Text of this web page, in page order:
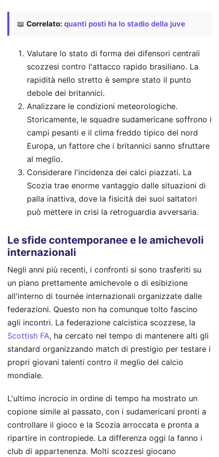
📖 Correlato: quanti posti ha lo stadio della juve
Valutare lo stato di forma dei difensori centrali
scozzesi contro l'attacco rapido brasiliano. La
rapidità nello stretto è sempre stato il punto
debole dei britannici.
Analizzare le condizioni meteorologiche.
Storicamente, le squadre sudamericane soffrono i
campi pesanti e il clima freddo tipico del nord
Europa, un fattore che i britannici sanno sfruttare
al meglio.
Considerare l'incidenza dei calci piazzati. La
Scozia trae enorme vantaggio dalle situazioni di
palla inattiva, dove la fisicità dei suoi saltatori
può mettere in crisi la retroguardia avversaria.
Le sfide contemporanee e le amichevoli
internazionali
Negli anni più recenti, i confronti si sono trasferiti su
un piano prettamente amichevole o di esibizione
all'interno di tournée internazionali organizzate dalle
federazioni. Questo non ha comunque tolto fascino
agli incontri. La federazione calcistica scozzese, la
Scottish FA, ha cercato nel tempo di mantenere alti gli
standard organizzando match di prestigio per testare i
propri giovani talenti contro il meglio del calcio
mondiale.
L'ultimo incrocio in ordine di tempo ha mostrato un
copione simile al passato, con i sudamericani pronti a
controllare il gioco e la Scozia arroccata e pronta a
ripartire in contropiede. La differenza oggi la fanno i
club di appartenenza. Molti scozzesi giocano